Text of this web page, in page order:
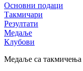
Основни подаци
Такмичари
Резултати
Медаље
Клубови
Медаље са такмичења